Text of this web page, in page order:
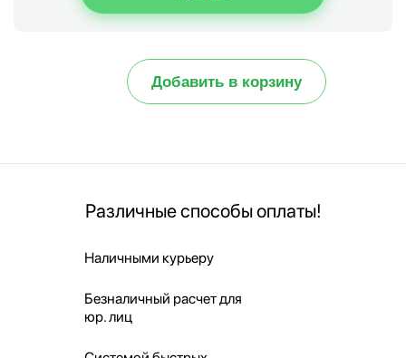
Добавить в корзину
Различные способы оплаты!
Наличными курьеру
Безналичный расчет для
юр. лиц